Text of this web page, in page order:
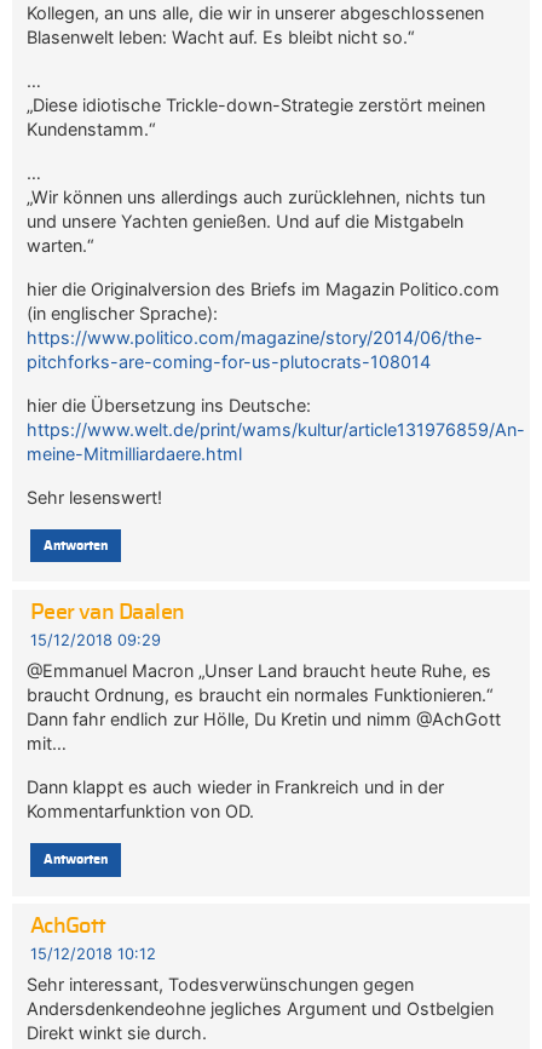
Kollegen, an uns alle, die wir in unserer abgeschlossenen
Blasenwelt leben: Wacht auf. Es bleibt nicht so.“
…
„Diese idiotische Trickle-down-Strategie zerstört meinen
Kundenstamm.“
…
„Wir können uns allerdings auch zurücklehnen, nichts tun
und unsere Yachten genießen. Und auf die Mistgabeln
warten.“
hier die Originalversion des Briefs im Magazin Politico.com
(in englischer Sprache):
https://www.politico.com/magazine/story/2014/06/the-
pitchforks-are-coming-for-us-plutocrats-108014
hier die Übersetzung ins Deutsche:
https://www.welt.de/print/wams/kultur/article131976859/An-
meine-Mitmilliardaere.html
Sehr lesenswert!
Antworten
Peer van Daalen
15/12/2018 09:29
@Emmanuel Macron „Unser Land braucht heute Ruhe, es
braucht Ordnung, es braucht ein normales Funktionieren.“
Dann fahr endlich zur Hölle, Du Kretin und nimm @AchGott
mit…
Dann klappt es auch wieder in Frankreich und in der
Kommentarfunktion von OD.
Antworten
AchGott
15/12/2018 10:12
Sehr interessant, Todesverwünschungen gegen
Andersdenkendeohne jegliches Argument und Ostbelgien
Direkt winkt sie durch.